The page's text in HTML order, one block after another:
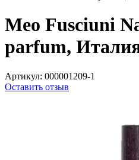
Meo Fusciuni
parfum,
Артикул: 000001209-1
Оставить отзыв